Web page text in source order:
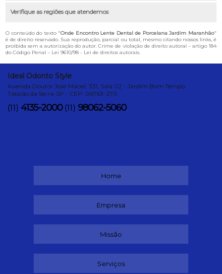
Verifique as regiões que atendemos
O conteúdo do texto "Onde Encontro Lente Dental de Porcelana Jardim Maranhão"
é de direito reservado. Sua reprodução, parcial ou total, mesmo citando nossos links, é
proibida sem a autorização do autor. Crime de violação de direito autoral – artigo 184
do Código Penal – Lei 9610/98 - Lei de direitos autorais.
Ideal Odonto Style
Avenida Doutor José Maciel, 331, Sala 02 - Jardim Bom Tempo
Taboão da Serra-SP - CEP: 06763-270
(11) 4135-2000 (11) 98062-5060
Home
Empresa
Missão
Serviços